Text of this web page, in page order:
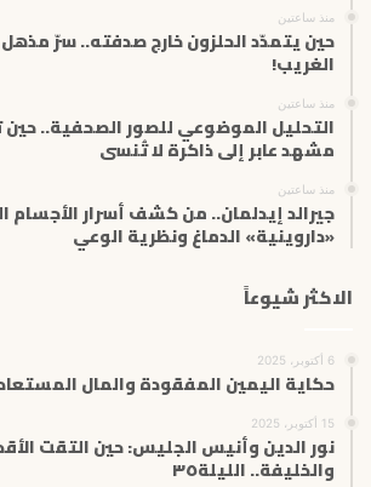
ي
منذ ساعتين
حين يتمدّد الحلزون خارج صدفته.. سرّ
الغريب!
منذ ساعتين
التحليل الموضوعي للصور الصحفية..
مشهد عابر إلى ذاكرة لا تُنسى
منذ ساعتين
جيرالد إيدلمان.. من كشف أسرار الأجسام
«داروينية» الدماغ ونظرية الوعي
الاكثر شيوعاً
6 أكتوبر، 2025
حكاية اليمين المفقودة والمال
15 أكتوبر، 2025
نور الدين وأنيس الجليس: حين التقت
والخليفة.. الليلة٣٥